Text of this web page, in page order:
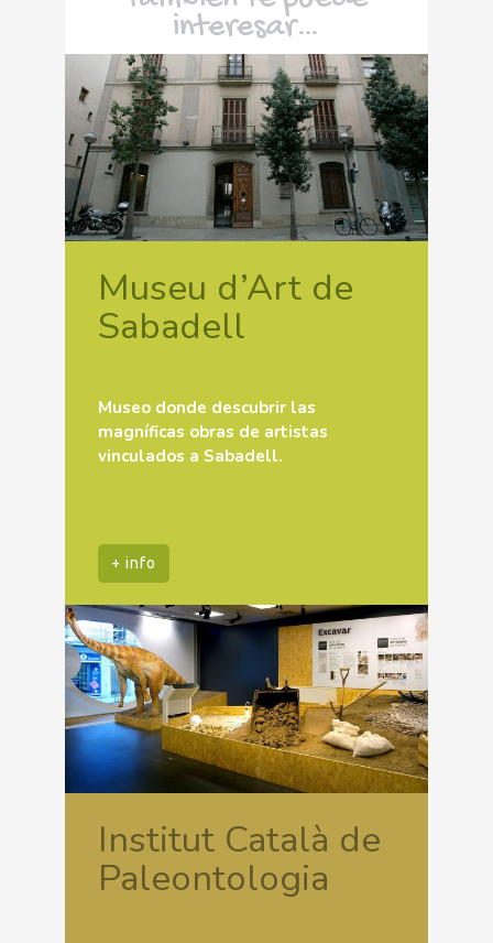
interesar…
Museu d’Art de
Sabadell
Museo donde descubrir las
magníficas obras de artistas
vinculados a Sabadell.
+ info
Institut Català de
Paleontologia